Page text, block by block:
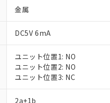
金属
DC5V 6mA
ユニット位置1: NO
ユニット位置2: NO
ユニット位置3: NC
2a+1bご利用条件
※1 対応状況
対応済み：EU RoHS
対応予定：EU RoHS指令
対応予定なし：EU